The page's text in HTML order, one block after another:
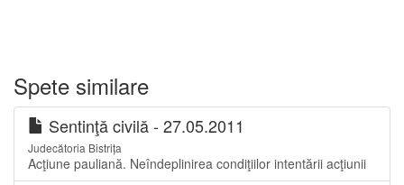
Spete similare
Sentinţă civilă - 27.05.2011
Judecătoria Bistrița
Acţiune pauliană. Neîndeplinirea condiţiilor intentării acţiunii